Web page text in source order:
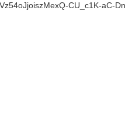
CU_c1K-aC-